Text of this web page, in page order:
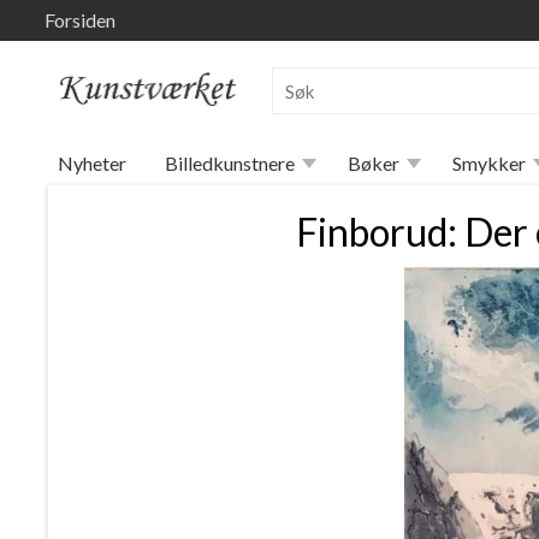
Forsiden
Nyheter Billedkunstnere Bøker Smykker
Finborud: